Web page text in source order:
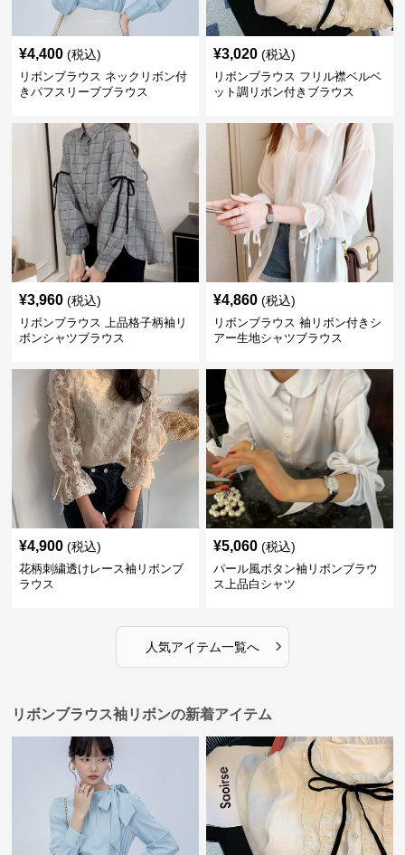
¥4,400 (税込)
リボンブラウス ネックリボン付
きパフスリーブブラウス
¥3,020 (税込)
リボンブラウス フリル襟ベルベ
ット調リボン付きブラウス
¥3,960 (税込)
リボンブラウス 上品格子柄袖リ
ボンシャツブラウス
¥4,860 (税込)
リボンブラウス 袖リボン付きシ
アー生地シャツブラウス
¥4,900 (税込)
花柄刺繍透けレース袖リボンブ
ラウス
¥5,060 (税込)
パール風ボタン袖リボンブラウ
ス上品白シャツ
人気アイテム一覧へ ›
リボンブラウス袖リボンの新着アイテム